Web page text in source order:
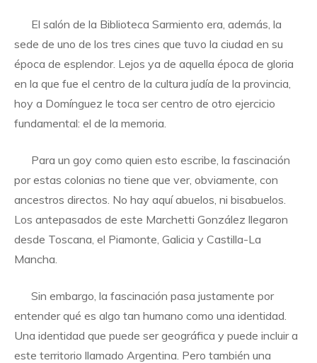
El salón de la Biblioteca Sarmiento era, además, la
sede de uno de los tres cines que tuvo la ciudad en su
época de esplendor. Lejos ya de aquella época de gloria
en la que fue el centro de la cultura judía de la provincia,
hoy a Domínguez le toca ser centro de otro ejercicio
fundamental: el de la memoria.
Para un goy como quien esto escribe, la fascinación
por estas colonias no tiene que ver, obviamente, con
ancestros directos. No hay aquí abuelos, ni bisabuelos.
Los antepasados de este Marchetti González llegaron
desde Toscana, el Piamonte, Galicia y Castilla-La
Mancha.
Sin embargo, la fascinación pasa justamente por
entender qué es algo tan humano como una identidad.
Una identidad que puede ser geográfica y puede incluir a
este territorio llamado Argentina. Pero también una